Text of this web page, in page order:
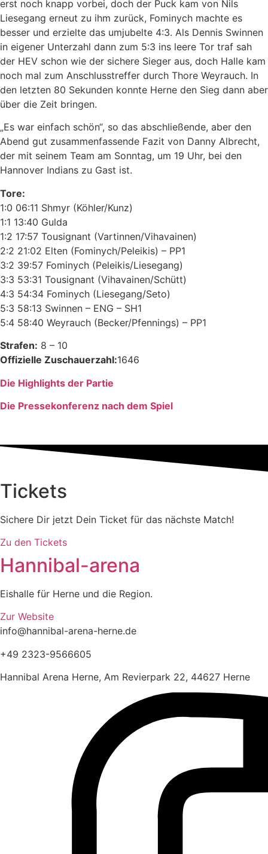
erst noch knapp vorbei, doch der Puck kam von Nils
Liesegang erneut zu ihm zurück, Fominych machte es
besser und erzielte das umjubelte 4:3. Als Dennis Swinnen
in eigener Unterzahl dann zum 5:3 ins leere Tor traf sah
der HEV schon wie der sichere Sieger aus, doch Halle kam
noch mal zum Anschlusstreffer durch Thore Weyrauch. In
den letzten 80 Sekunden konnte Herne den Sieg dann aber
über die Zeit bringen.
„Es war einfach schön“, so das abschließende, aber den
Abend gut zusammenfassende Fazit von Danny Albrecht,
der mit seinem Team am Sonntag, um 19 Uhr, bei den
Hannover Indians zu Gast ist.
Tore:
1:0 06:11 Shmyr (Köhler/Kunz)
1:1 13:40 Gulda
1:2 17:57 Tousignant (Vartinnen/Vihavainen)
2:2 21:02 Elten (Fominych/Peleikis) – PP1
3:2 39:57 Fominych (Peleikis/Liesegang)
3:3 53:31 Tousignant (Vihavainen/Schütt)
4:3 54:34 Fominych (Liesegang/Seto)
5:3 58:13 Swinnen – ENG – SH1
5:4 58:40 Weyrauch (Becker/Pfennings) – PP1
Strafen: 8 – 10
Offizielle Zuschauerzahl:1646
Die Highlights der Partie
Die Pressekonferenz nach dem Spiel
Tickets
Sichere Dir jetzt Dein Ticket für das nächste Match!
Zu den Tickets
Hannibal-arena
Eishalle für Herne und die Region.
Zur Website
info@hannibal-arena-herne.de
+49 2323-9566605
Hannibal Arena Herne, Am Revierpark 22, 44627 Herne